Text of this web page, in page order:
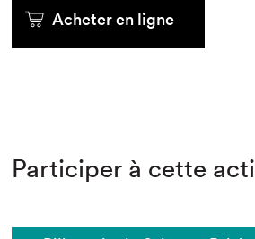
Acheter en ligne
Participer à cette